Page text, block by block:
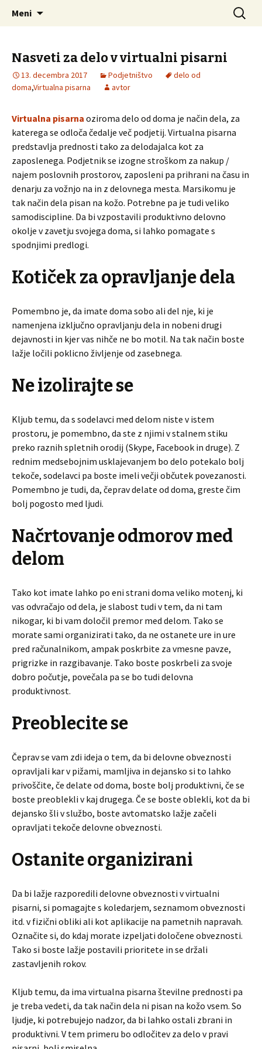
Samostojnipodjetnik.si
Vse informacije na enem mestu.
Meni Išči:
Nasveti za delo v virtualni pisarni
13. decembra 2017 Podjetništvo
delo od
doma,Virtualna pisarna avtor
Virtualna pisarna oziroma delo od doma je način dela, za
katerega se odloča čedalje več podjetij. Virtualna pisarna
predstavlja prednosti tako za delodajalca kot za
zaposlenega. Podjetnik se izogne stroškom za nakup /
najem poslovnih prostorov, zaposleni pa prihrani na času in
denarju za vožnjo na in z delovnega mesta. Marsikomu je
tak način dela pisan na kožo. Potrebne pa je tudi veliko
samodiscipline. Da bi vzpostavili produktivno delovno
okolje v zavetju svojega doma, si lahko pomagate s
spodnjimi predlogi.
Kotiček za opravljanje dela
Pomembno je, da imate doma sobo ali del nje, ki je
namenjena izključno opravljanju dela in nobeni drugi
dejavnosti in kjer vas nihče ne bo motil. Na tak način boste
lažje ločili poklicno življenje od zasebnega.
Ne izolirajte se
Kljub temu, da s sodelavci med delom niste v istem
prostoru, je pomembno, da ste z njimi v stalnem stiku
preko raznih spletnih orodij (Skype, Facebook in druge). Z
rednim medsebojnim usklajevanjem bo delo potekalo bolj
tekoče, sodelavci pa boste imeli večji občutek povezanosti.
Pomembno je tudi, da, čeprav delate od doma, greste čim
bolj pogosto med ljudi.
Načrtovanje odmorov med
delom
Tako kot imate lahko po eni strani doma veliko motenj, ki
vas odvračajo od dela, je slabost tudi v tem, da ni tam
nikogar, ki bi vam določil premor med delom. Tako se
morate sami organizirati tako, da ne ostanete ure in ure
pred računalnikom, ampak poskrbite za vmesne pavze,
prigrizke in razgibavanje. Tako boste poskrbeli za svoje
dobro počutje, povečala pa se bo tudi delovna
produktivnost.
Preoblecite se
Čeprav se vam zdi ideja o tem, da bi delovne obveznosti
opravljali kar v pižami, mamljiva in dejansko si to lahko
privoščite, če delate od doma, boste bolj produktivni, če se
boste preoblekli v kaj drugega. Če se boste oblekli, kot da bi
dejansko šli v službo, boste avtomatsko lažje začeli
opravljati tekoče delovne obveznosti.
Ostanite organizirani
Da bi lažje razporedili delovne obveznosti v virtualni
pisarni, si pomagajte s koledarjem, seznamom obveznosti
itd. v fizični obliki ali kot aplikacije na pametnih napravah.
Označite si, do kdaj morate izpeljati določene obveznosti.
Tako si boste lažje postavili prioritete in se držali
zastavljenih rokov.
Kljub temu, da ima virtualna pisarna številne prednosti pa
je treba vedeti, da tak način dela ni pisan na kožo vsem. So
ljudje, ki potrebujejo nadzor, da bi lahko ostali zbrani in
produktivni. V tem primeru bo odločitev za delo v pravi